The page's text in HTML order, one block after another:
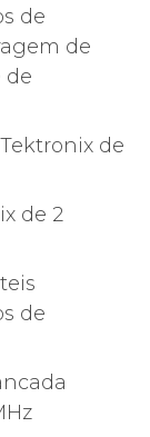
de
de
de
de
de 2
de